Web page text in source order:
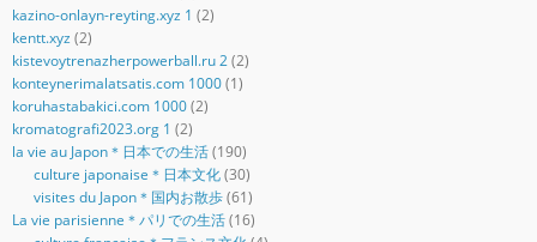
kazino-onlayn-reyting.xyz 1 (2)
kentt.xyz (2)
kistevoytrenazherpowerball.ru 2(2)
konteynerimalatsatis.com 1000(1)
koruhastabakici.com 1000(2)
kromatografi2023.org 1 (2)
la vie au Japon＊日本での生活(190)
culture japonaise＊日本文化(30)
visites du Japon＊国内お散歩(61)
La vie parisienne＊パリでの生活(16)